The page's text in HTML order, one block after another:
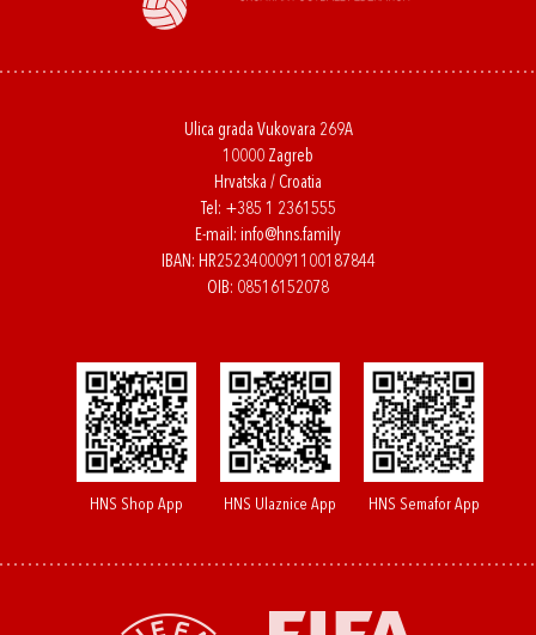
Ulica grada Vukovara 269A
10000 Zagreb
Hrvatska / Croatia
Tel: +385 1 2361555
E-mail: info@hns.family
IBAN: HR2523400091100187844
OIB: 08516152078
HNS Shop App HNS Ulaznice App HNS Semafor App